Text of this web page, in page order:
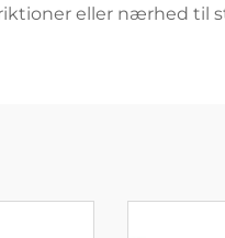
eller nærhed til